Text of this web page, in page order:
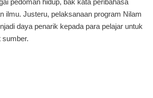
pedoman hidup, bak kata peribahasa
ilmu. Justeru, pelaksanaan program Nilam
daya penarik kepada para pelajar untuk
sumber.